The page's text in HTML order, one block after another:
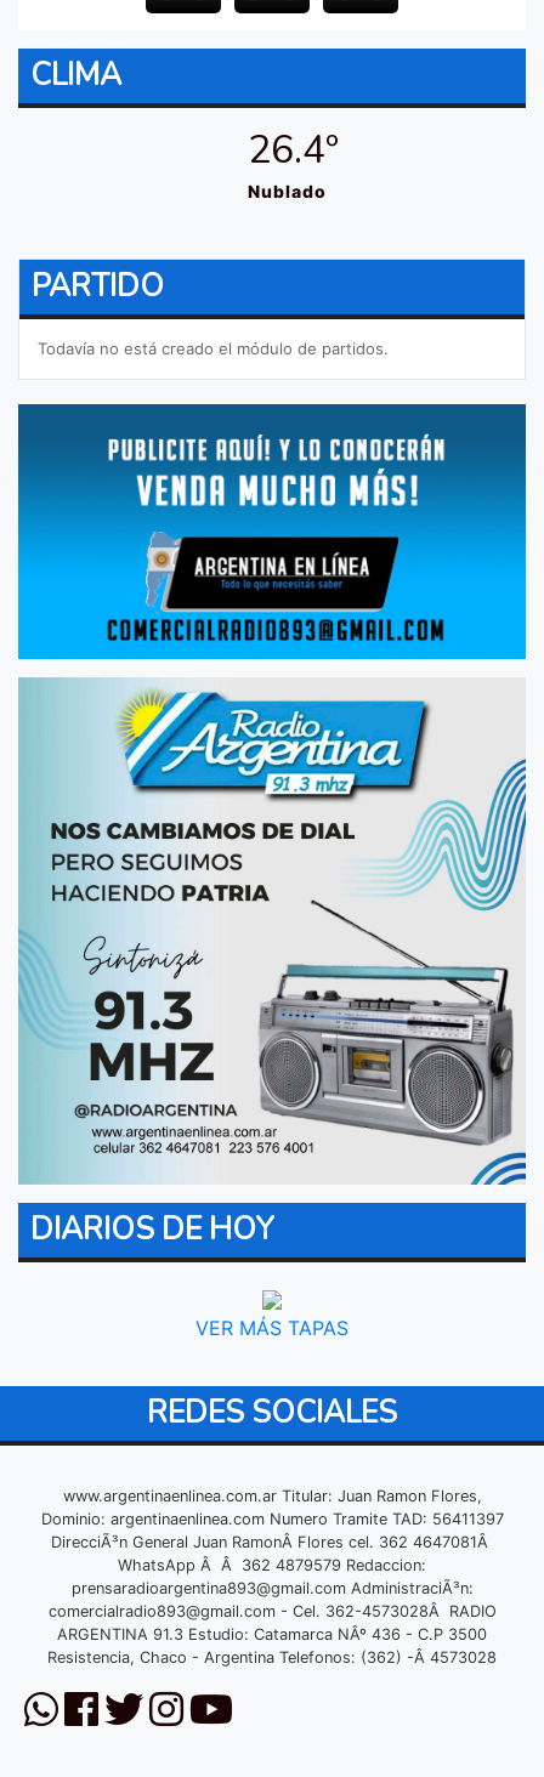
CLIMA
26.4º
Nublado
PARTIDO
Todavía no está creado el módulo de partidos.
DIARIOS DE HOY
VER MÁS TAPAS
REDES SOCIALES
www.argentinaenlinea.com.ar Titular: Juan Ramon Flores,
Dominio: argentinaenlinea.com Numero Tramite TAD: 56411397
DirecciÃ³n General Juan RamonÂ Flores cel. 362 4647081Â
WhatsApp Â Â 362 4879579 Redaccion:
prensaradioargentina893@gmail.comAdministraciÃ³n:
comercialradio893@gmail.com- Cel. 362-4573028Â RADIO
ARGENTINA 91.3 Estudio: Catamarca NÂº 436 - C.P 3500
Resistencia, Chaco - Argentina Telefonos: (362) -Â 4573028